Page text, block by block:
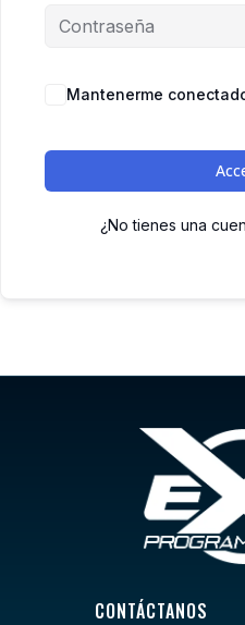
Mantenerme
¿No tienes una
CONTÁCTANOS